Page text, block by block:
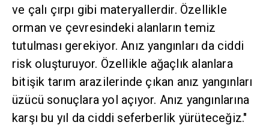
ve çalı çırpı gibi materyallerdir. Özellikle
orman ve çevresindeki alanların temiz
tutulması gerekiyor. Anız yangınları da ciddi
risk oluşturuyor. Özellikle ağaçlık alanlara
bitişik tarım arazilerinde çıkan anız yangınları
üzücü sonuçlara yol açıyor. Anız yangınlarına
karşı bu yıl da ciddi seferberlik yürüteceğiz."